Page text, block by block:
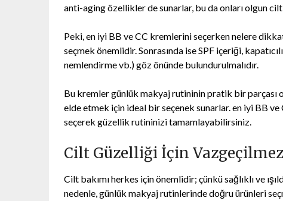
anti-aging özellikler de sunarlar, bu da onları olgun
Peki, en iyi BB ve CC kremlerini seçerken nelere
seçmek önemlidir. Sonrasında ise SPF içeriği,
nemlendirme vb.) göz önünde bulundurulmalıdır.
Bu kremler günlük makyaj rutininin pratik bir
elde etmek için ideal bir seçenek sunarlar. en iyi BB
seçerek güzellik rutininizi tamamlayabilirsiniz.
Cilt Güzelliği İçin
Cilt bakımı herkes için önemlidir; çünkü sağlıklı ve
nedenle, günlük makyaj rutinlerinde doğru ürünleri